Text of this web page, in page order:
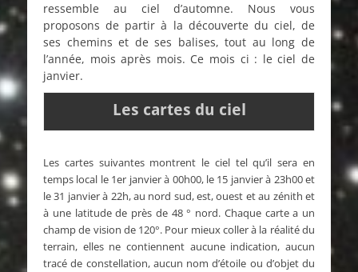
ressemble au ciel d’automne. Nous vous
proposons de partir à la découverte du ciel, de
ses chemins et de ses balises, tout au long de
l’année, mois après mois. Ce mois ci : le ciel de
janvier.
Les cartes du ciel
Les cartes suivantes montrent le ciel tel qu’il sera en
temps local le 1er janvier à 00h00, le 15 janvier à 23h00 et
le 31 janvier à 22h, au nord sud, est, ouest et au zénith et
à une latitude de près de 48 ° nord. Chaque carte a un
champ de vision de 120°. Pour mieux coller à la réalité du
terrain, elles ne contiennent aucune indication, aucun
tracé de constellation, aucun nom d’étoile ou d’objet du